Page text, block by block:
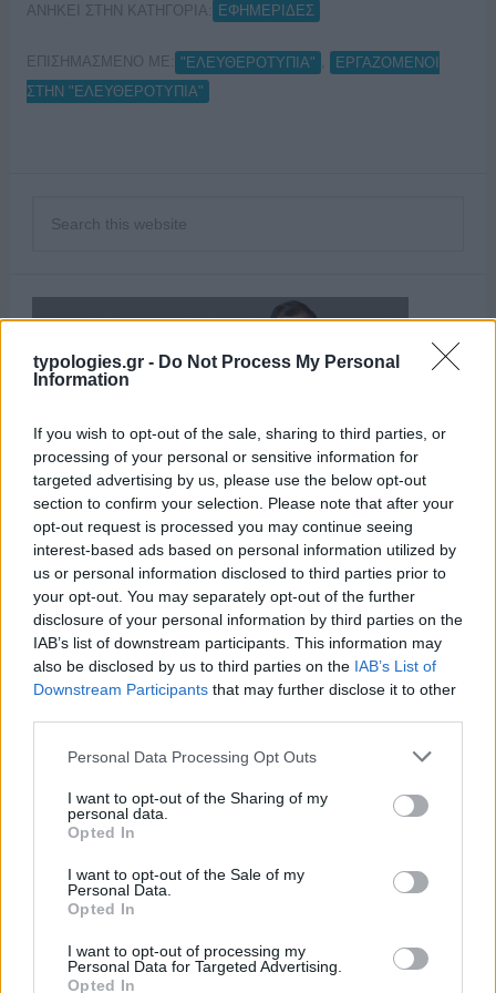
typologies.gr - Do Not Process My Personal
Information
If you wish to opt-out of the sale, sharing to third parties, or
processing of your personal or sensitive information for
targeted advertising by us, please use the below opt-out
section to confirm your selection. Please note that after your
opt-out request is processed you may continue seeing
interest-based ads based on personal information utilized by
us or personal information disclosed to third parties prior to
your opt-out. You may separately opt-out of the further
disclosure of your personal information by third parties on the
IAB’s list of downstream participants. This information may
also be disclosed by us to third parties on the IAB’s List of
Downstream Participants that may further disclose it to other
Please note that this website/app uses one or more Google
not limited to your visit or usage behaviour. You may click to
grant or deny consent to Google and its third-party tags to
use your data for below specified purposes in below Google
consent section.
Personal Data Processing Opt Outs
I want to opt-out of the Sharing of my
personal data.
Opted In
I want to opt-out of the Sale of my
Personal Data.
Opted In
I want to opt-out of processing my
Personal Data for Targeted Advertising.
Opted In
ΑΝΗΚΕΙ ΣΤΗΝ ΚΑΤΗΓΟΡΙΑ: ΕΦΗΜΕΡΙΔΕΣ
ΕΠΙΣΗΜΑΣΜΕΝΟ ΜΕ: "ΕΛΕΥΘΕΡΟΤΥΠΙΑ"
ΕΡΓΑΖΟΜΕΝΟΙ
ΣΤΗΝ "ΕΛΕΥΘΕΡΟΤΥΠΙΑ"
ΑΙΧΜΕΣ
ΑΙΧΜΕΣ: Καλοκαίρι ανατροπών
Είναι ένα Καλοκαίρι μεγάλων ανατροπών. Ορισμένες εξ
σχετίζονται με την προσπάθεια ανακατανομής της ισχύος και
τις φιλοδοξίες των δημοσιογράφων και των παρουσιαστών. Οι
αλλαγές και οι ανατροπές δεν φαίνεται να έχουν τελειώσει.
Αντιθέτως θα συνεχιστούν και θα προκαλέσουν και νέες